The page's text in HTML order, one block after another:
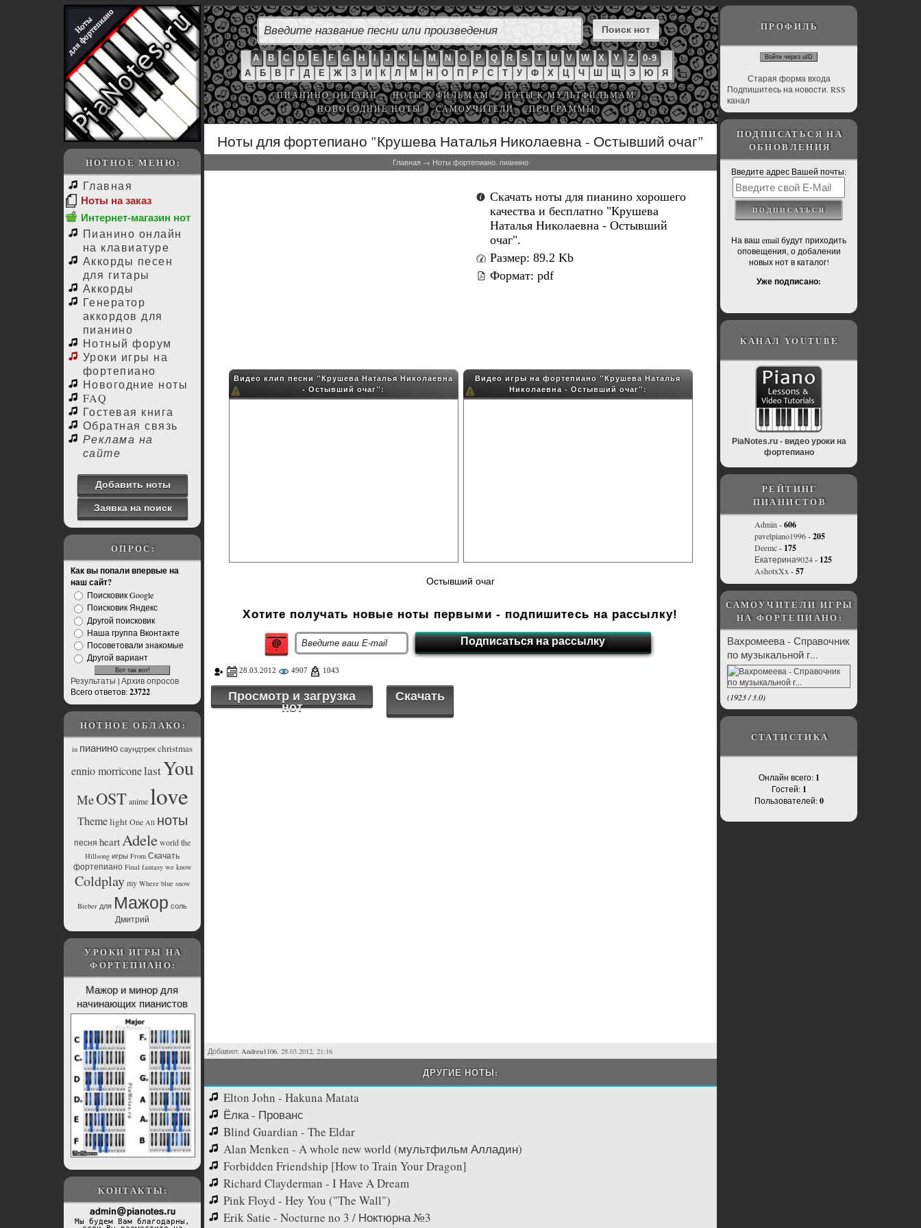
НОТНОЕ МЕНЮ:
Главная
Ноты на заказ
Интернет-магазин нот
Пианино онлайн
на клавиатуре
Аккорды песен
для гитары
Аккорды
Генератор
аккордов для
пианино
Нотный форум
Уроки игры на
фортепиано
Новогодние ноты
FAQ
Гостевая книга
Обратная связь
Реклама на
сайте
Добавить ноты
Заявка на поиск
ОПРОС:
Как вы попали впервые на
наш сайт?
Поисковик Google
Поисковик Яндекс
Другой поисковик
Наша группа Вконтакте
Посоветовали знакомые
Другой вариант
Результаты |Архив опросов
Всего ответов:23722
НОТНОЕ ОБЛАКО:
in пианино саундтрек christmas
ennio morriconelastYou
MeOST anime love
Themelight One All ноты
песня heartAdeleworldthe
Hillsong игры From Скачать
фортепиано Final fantasy we know
Coldplay my Where blue snow
Bieber для Мажор соль
Дмитрий
УРОКИ ИГРЫ НА
ФОРТЕПИАНО:
Мажор и минор для
начинающих пианистов
КОНТАКТЫ:
Мы будем Вам благодарны,
Ноты для фортепиано "Крушева Наталья Николаевна - Остывший очаг"
Главная → Ноты фортепиано, пианино
Скачать ноты для пианино хорошего
качества и бесплатно "Крушева
Наталья Николаевна - Остывший
очаг".
Размер: 89.2 Kb
Формат: pdf
Видео клип песни "Крушева Наталья Николаевна
- Остывший очаг":
Видео игры на фортепиано "Крушева Наталья
Николаевна - Остывший очаг":
Остывший очаг
Хотите получать новые ноты первыми - подпишитесь на рассылку!
28.03.2012 4907 1043
Просмотр и загрузка
нот
Скачать
Добавил: Andreu1106, 28.03.2012, 21:16
ДРУГИЕ НОТЫ:
Elton John - Hakuna Matata
Ёлка - Прованс
Blind Guardian - The Eldar
Alan Menken - A whole new world (мультфильм Алладин)
Forbidden Friendship [How to Train Your Dragon]
Richard Clayderman - I Have A Dream
Pink Floyd - Hey You ("The Wall")
Erik Satie - Nocturne no 3 / Ноктюрна №3
A B C D E F G H I J K L M N O P Q R S T U V W X Y Z
0-9
А
Б В Г Д Е Ж З И К Л М Н О П Р С Т У Ф Х Ц Ч Ш Щ Э Ю Я
ПИАНИНО ОНЛАЙН НОТЫ К ФИЛЬМАМ
НОТЫ К МУЛЬТФИЛЬМАМ
НОВОГОДНИЕ НОТЫ
САМОУЧИТЕЛИ ПРОГРАММЫ
ПРОФИЛЬ
Войти через uID
Старая форма входа
Подпишитесь на новости. RSS
канал
ПОДПИСАТЬСЯ НА
ОБНОВЛЕНИЯ
Введите адрес Вашей почты:
На ваш email будут приходить
оповещения, о добалении
новых нот в каталог!
Уже подписано:
КАНАЛ YOUTUBE
PiaNotes.ru - видео уроки на
фортепиано
РЕЙТИНГ
ПИАНИСТОВ
Admin -606
pavelpiano1996-205
Deemc- 175
Екатерина9024- 125
AshotxXx -57
САМОУЧИТЕЛИ ИГРЫ
НА ФОРТЕПИАНО:
Вахромеева - Справочник
по музыкальной г...
(1923/3.0)
СТАТИСТИКА
Онлайн всего: 1
Гостей: 1
Пользователей:0